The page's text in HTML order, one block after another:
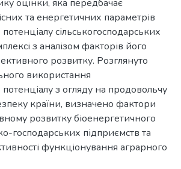
оцінки, яка передбачає
та енергетичних параметрів
сільськогосподарських
з аналізом факторів його
розвитку. Розглянуто
використання
з огляду на продовольчу
країни, визначено фактори
розвитку біоенергетичного
господарських підприємств та
функціонування аграрного